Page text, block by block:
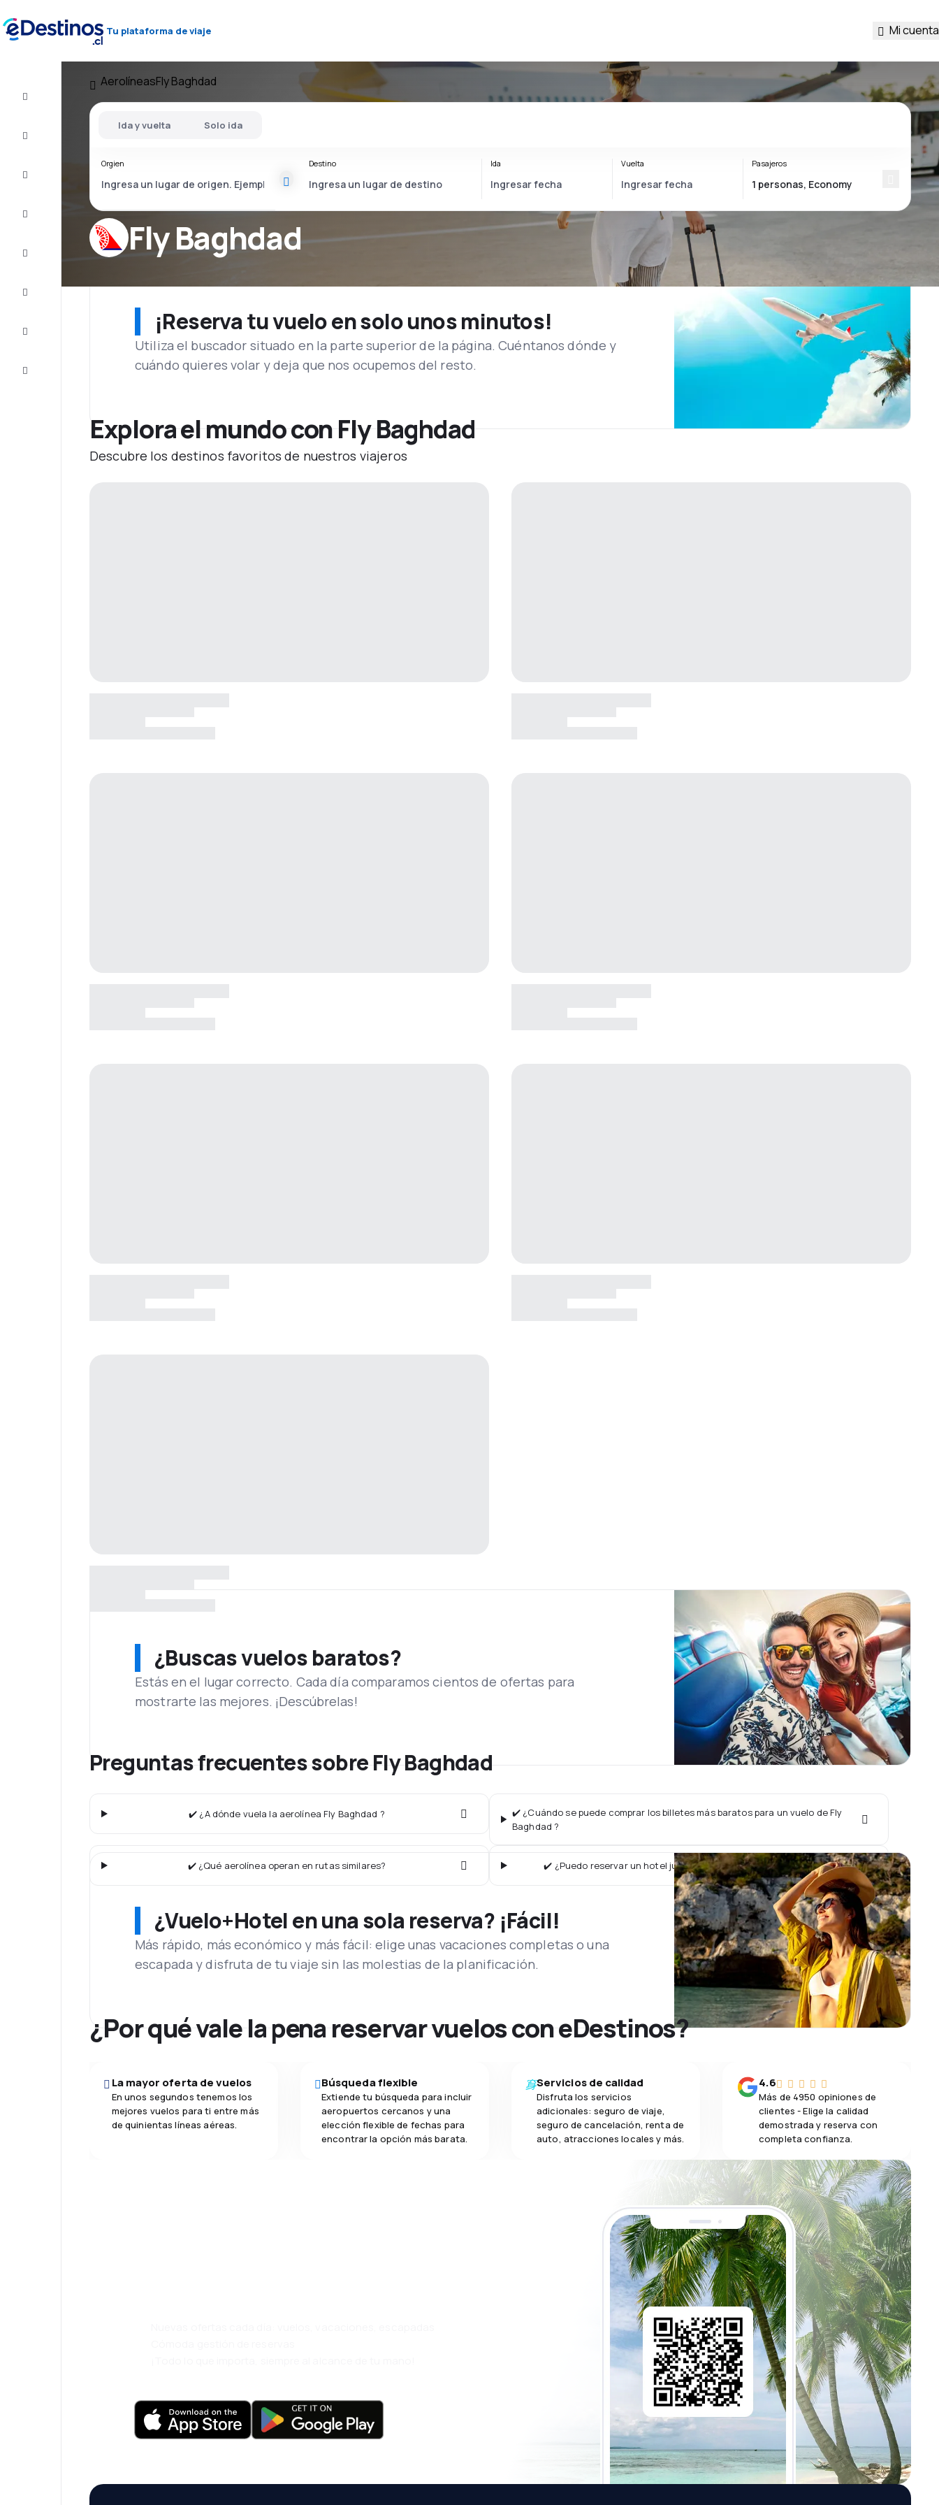
Tu plataforma de viaje Mi cuenta
Completa
AerolíneasFly Baghdad
Fly Baghdad
Ida y vuelta Solo ida
Orgien Destino Ida Vuelta Pasajeros
¡Reserva tu vuelo en solo unos minutos!
Utiliza el buscador situado en la parte superior de la página. Cuéntanos dónde y
cuándo quieres volar y deja que nos ocupemos del resto.
Explora el mundo con Fly Baghdad
Descubre los destinos favoritos de nuestros viajeros
¿Buscas vuelos baratos?
Estás en el lugar correcto. Cada día comparamos cientos de ofertas para
mostrarte las mejores. ¡Descúbrelas!
Preguntas frecuentes sobre Fly Baghdad
✔️ ¿A dónde vuela la aerolínea Fly Baghdad ?
✔️ ¿Cuándo se puede comprar los billetes más baratos para un vuelo de Fly
Baghdad ?
✔️ ¿Qué aerolínea operan en rutas similares? ✔️ ¿Puedo reservar un hotel junto con un vuelo de Fly Baghdad ?
¿Vuelo+Hotel en una sola reserva? ¡Fácil!
Más rápido, más económico y más fácil: elige unas vacaciones completas o una
escapada y disfruta de tu viaje sin las molestias de la planificación.
¿Por qué vale la pena reservar vuelos con eDestinos?
La mayor oferta de vuelos
En unos segundos tenemos los
mejores vuelos para ti entre más
de quinientas líneas aéreas.
Búsqueda flexible
Extiende tu búsqueda para incluir
aeropuertos cercanos y una
elección flexible de fechas para
encontrar la opción más barata.
Servicios de calidad
Disfruta los servicios
adicionales: seguro de viaje,
seguro de cancelación, renta de
auto, atracciones locales y más.
4.6
Más de 4950 opiniones de
clientes - Elige la calidad
demostrada y reserva con
completa confianza.